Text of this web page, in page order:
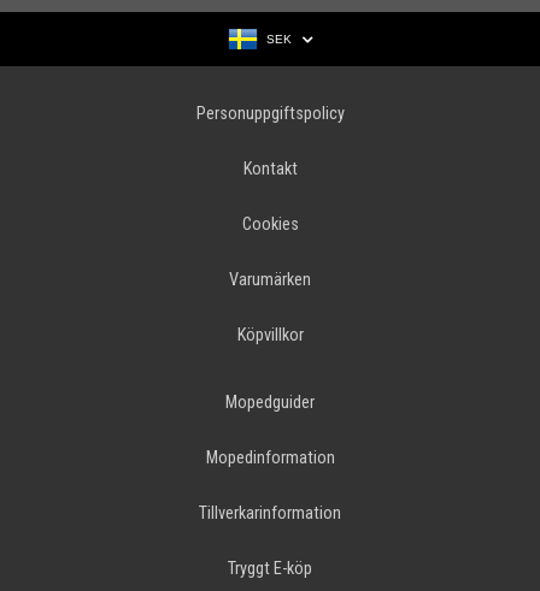
SEK
Personuppgiftspolicy
Kontakt
Cookies
Varumärken
Köpvillkor
Mopedguider
Mopedinformation
Tillverkarinformation
Tryggt E-köp